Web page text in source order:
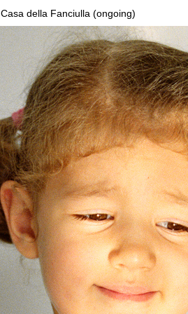
Casa della Fanciulla (ongoing)